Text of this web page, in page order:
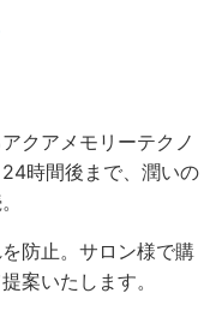
クアメモリーテクノ
時間後まで、潤いの
防止。サロン様で購
案いたします。